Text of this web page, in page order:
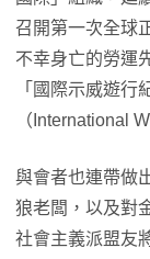
召開第一次全球
不幸身亡的勞運
「國際示威遊行
（International
與會者也連帶做
狼老闆，以及對
社會主義派盟友